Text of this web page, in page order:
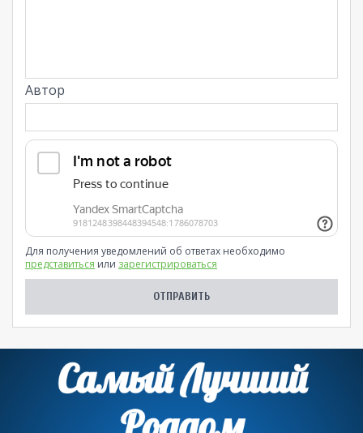
Автор
Для получения уведомлений об ответах необходимо
представиться или зарегистрироваться